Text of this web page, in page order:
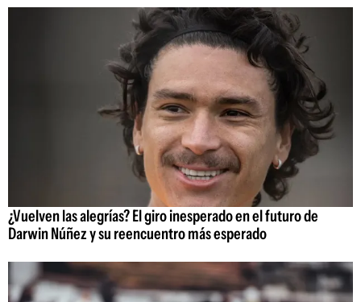
¿Vuelven las alegrías? El giro inesperado en el futuro de
Darwin Núñez y su reencuentro más esperado